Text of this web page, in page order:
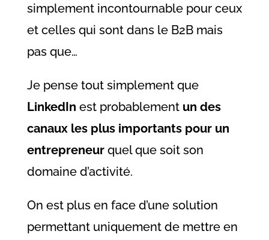
simplement incontournable pour ceux
et celles qui sont dans le B2B mais
pas que…
Je pense tout simplement que
LinkedIn est probablement un des
canaux les plus importants pour un
entrepreneurquel que soit son
domaine d’activité.
On est plus en face d’une solution
permettant uniquement de mettre en